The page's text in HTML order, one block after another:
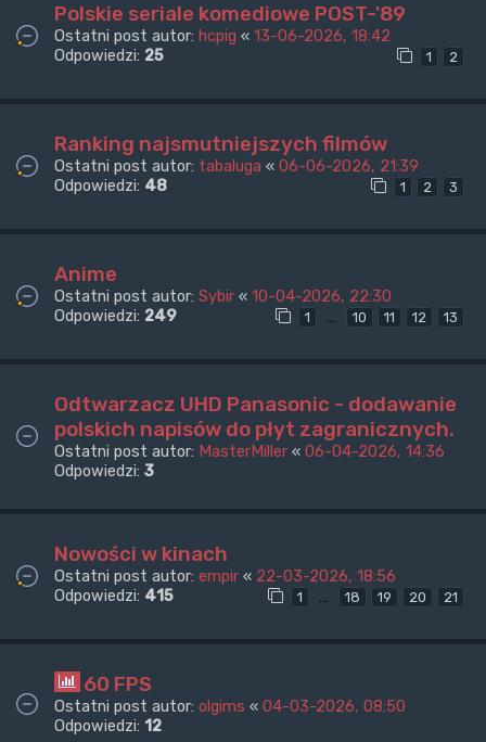
Polskie seriale komediowe POST-'89
Ostatni post autor: hcpig « 13-06-2026, 18:42
Odpowiedzi: 25 1 2
Ranking najsmutniejszych filmów
Ostatni post autor: tabaluga « 06-06-2026, 21:39
Odpowiedzi: 48 1 2 3
Anime
Ostatni post autor: Sybir « 10-04-2026, 22:30
Odpowiedzi: 249 1 … 10 11 12 13
Odtwarzacz UHD Panasonic - dodawanie
polskich napisów do płyt zagranicznych.
Ostatni post autor: MasterMiller « 06-04-2026, 14:36
Odpowiedzi: 3
Nowości w kinach
Ostatni post autor: empir « 22-03-2026, 18:56
Odpowiedzi: 415 1 … 18 19 20 21
60 FPS
Ostatni post autor: olgims « 04-03-2026, 08:50
Odpowiedzi: 12